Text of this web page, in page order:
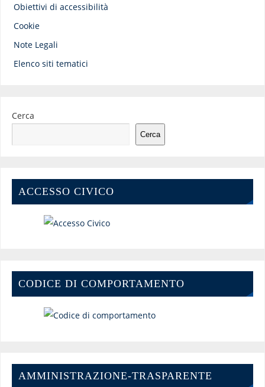
Obiettivi di accessibilità
Cookie
Note Legali
Elenco siti tematici
Cerca
Cerca
ACCESSO CIVICO
CODICE DI COMPORTAMENTO
AMMINISTRAZIONE-TRASPARENTE